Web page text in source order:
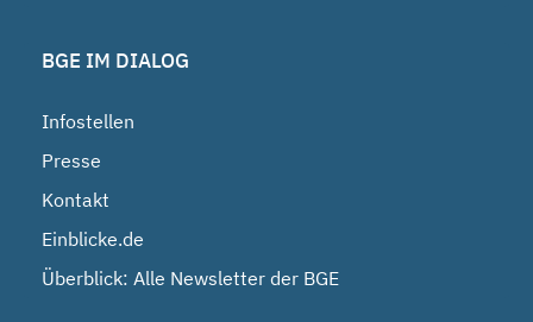
BGE IM DIALOG
Infostellen
Presse
Kontakt
Einblicke.de
Überblick: Alle Newsletter der BGE